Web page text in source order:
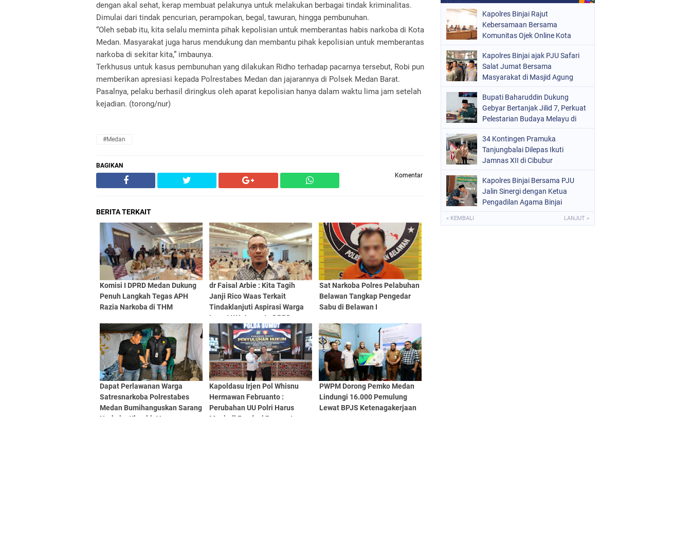
dengan akal sehat, kerap membuat pelakunya untuk melakukan berbagai tindak kriminalitas.
Dimulai dari tindak pencurian, perampokan, begal, tawuran, hingga pembunuhan.
“Oleh sebab itu, kita selalu meminta pihak kepolisian untuk memberantas habis narkoba di Kota
Medan. Masyarakat juga harus mendukung dan membantu pihak kepolisian untuk memberantas
narkoba di sekitar kita,” imbaunya.
Terkhusus untuk kasus pembunuhan yang dilakukan Ridho terhadap pacarnya tersebut, Robi pun
memberikan apresiasi kepada Polrestabes Medan dan jajarannya di Polsek Medan Barat.
Pasalnya, pelaku berhasil diringkus oleh aparat kepolisian hanya dalam waktu lima jam setelah
kejadian. (torong/nur)
#Medan
BAGIKAN
Komentar
BERITA TERKAIT
Komisi I DPRD Medan Dukung
Penuh Langkah Tegas APH
Razia Narkoba di THM
dr Faisal Arbie : Kita Tagih
Janji Rico Waas Terkait
Tindaklanjuti Aspirasi Warga
Lewat WA Anggota DPRD
Medan
Sat Narkoba Polres Pelabuhan
Belawan Tangkap Pengedar
Sabu di Belawan I
Dapat Perlawanan Warga
Satresnarkoba Polrestabes
Medan Bumihanguskan Sarang
Narkoba Klambir V
Kapoldasu Irjen Pol Whisnu
Hermawan Februanto :
Perubahan UU Polri Harus
Menjadi Fondasi Penguatan
PWPM Dorong Pemko Medan
Lindungi 16.000 Pemulung
Lewat BPJS Ketenagakerjaan
Kapolres Binjai Rajut
Kebersamaan Bersama
Komunitas Ojek Online Kota
Kapolres Binjai ajak PJU Safari
Salat Jumat Bersama
Masyarakat di Masjid Agung
Bupati Baharuddin Dukung
Gebyar Bertanjak Jilid 7, Perkuat
Pelestarian Budaya Melayu di
34 Kontingen Pramuka
Tanjungbalai Dilepas Ikuti
Jamnas XII di Cibubur
Kapolres Binjai Bersama PJU
Jalin Sinergi dengan Ketua
Pengadilan Agama Binjai
« KEMBALI LANJUT »